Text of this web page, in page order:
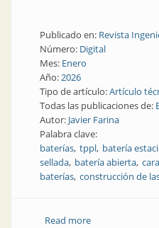
Publicado en: Revista
Número: Digital
Mes: Enero
Año:2026
Tipo de artículo:Artículo
Todas las publicaciones de:
Autor: Javier Farina
Palabra clave:
baterías tppl batería
sellada batería abierta
baterías construcción de
Read moreabout Cómo